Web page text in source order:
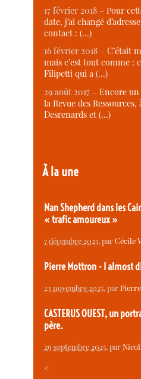
17 février 2018 –Pour
date, j’ai changé
contact : (…)
16 février 2018 –C’était
mais c’est tout comme :
Filipetti qui a (…)
29 août 2017 –Encore
la Revue des Ressources,
Desrenards et (…)
À la une
Nan Shepherd dans les
« trafic amoureux »
7 décembre 2025, parCécile
Pierre Mottron - I almost
23 novembre 2025, par
CASTERUS OUEST, un
père.
29 septembre 2025, par
<